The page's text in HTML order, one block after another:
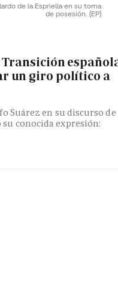
de la Espriella en su toma
de posesión. (EP)
un giro político a
Suárez en su discurso de
conocida expresión: